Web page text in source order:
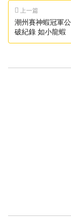
上一篇
潮州賽神蝦冠軍
破紀錄 如小龍蝦